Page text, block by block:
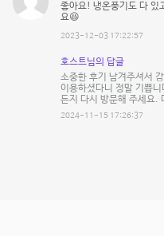
좋아요! 냉온풍기도 다 있
요😆
2023-12-03 17:22:57
호스트님의 답글
소중한 후기 남겨주셔서
이용하셨다니 정말 기쁩
든지 다시 방문해 주세요.
2024-11-15 17:26:37